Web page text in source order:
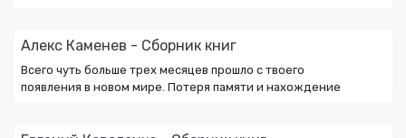
Алекс Каменев - Сборник книг
Всего чуть больше трех месяцев прошло с твоего
появления в новом мире. Потеря памяти и нахождение